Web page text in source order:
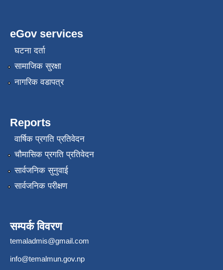
eGov services
घटना दर्ता
सामाजिक सुरक्षा
नागरिक वडापत्र
Reports
वार्षिक प्रगति प्रतिवेदन
चौमासिक प्रगति प्रतिवेदन
सार्वजनिक सुनुवाई
सार्वजनिक परीक्षण
सम्पर्क विवरण
temaladmis@gmail.com
info@temalmun.gov.np